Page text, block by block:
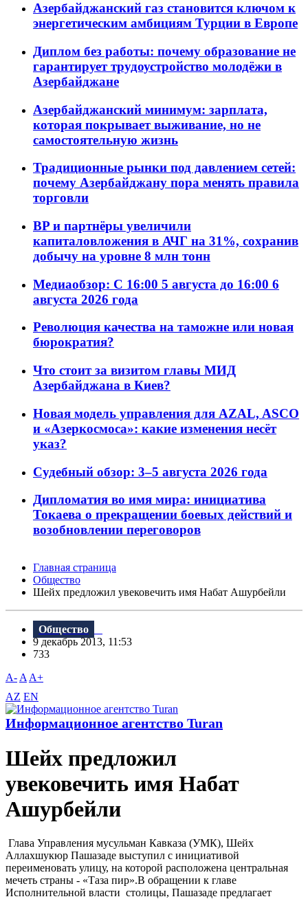
Азербайджанский газ становится ключом к
энергетическим амбициям Турции в Европе
Диплом без работы: почему образование не
гарантирует трудоустройство молодёжи в
Азербайджане
Азербайджанский минимум: зарплата,
которая покрывает выживание, но не
самостоятельную жизнь
Традиционные рынки под давлением сетей:
почему Азербайджану пора менять правила
торговли
BP и партнёры увеличили
капиталовложения в АЧГ на 31%, сохранив
добычу на уровне 8 млн тонн
Медиаобзор: С 16:00 5 августа до 16:00 6
августа 2026 года
Революция качества на таможне или новая
бюрократия?
Что стоит за визитом главы МИД
Азербайджана в Киев?
Новая модель управления для AZAL, ASCO
и «Азеркосмоса»: какие изменения несёт
указ?
Судебный обзор: 3–5 августа 2026 года
Дипломатия во имя мира: инициатива
Токаева о прекращении боевых действий и
возобновлении переговоров
Главная страница
Общество
Шейх предложил увековечить имя Набат Ашурбейли
Общество
9 декабрь 2013, 11:53
733
A- A A+
AZ EN
Информационное агентство Turan
Шейх предложил
увековечить имя Набат
Ашурбейли
Глава Управления мусульман Кавказа (УМК), Шейх
Аллахшукюр Пашазаде выступил с инициативой
переименовать улицу, на которой расположена центральная
мечеть страны - «Таза пир».В обращении к главе
Исполнительной власти столицы, Пашазаде предлагает